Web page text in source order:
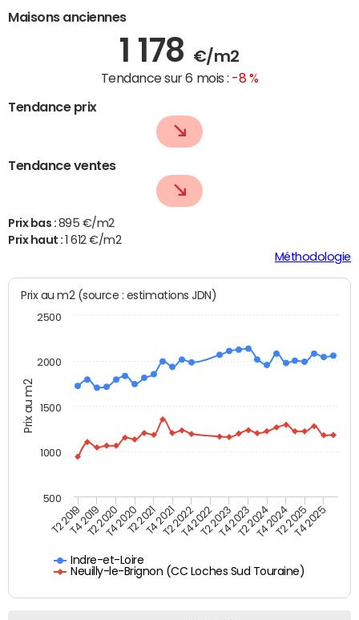
Maisons anciennes
1 178 €/m2
Tendance sur 6 mois : -8 %
Tendance prix
Tendance ventes
Prix bas : 895 €/m2
Prix haut :
1 612 €/m2
Méthodologie
Prix au m2
Prix au m2 (source : estimations JDN)
Indre-et-Loire
Neuilly-le-Brignon (CC Loches Sud Touraine)
T2 2019T4 2019T2 2020T4 2020T2 2021T4 2021T2 2022T4 2022T2 2023T4 2023T2 2024T4 2024T2 2025T4 2025
1000
1500
2000
500
2500